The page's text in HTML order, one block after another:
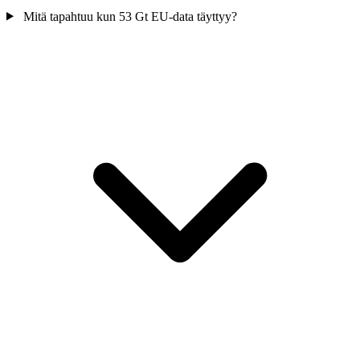
Mitä tapahtuu kun 53 Gt EU-data täyttyy?